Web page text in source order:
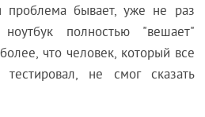
проблема бывает, уже не раз
полностью "вешает"
что человек, который все
не смог сказать